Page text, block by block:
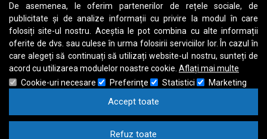
De asemenea, le oferim partenerilor de rețele sociale, de
publicitate și de analize informații cu privire la modul în care
folosiți site-ul nostru. Aceștia le pot combina cu alte informații
oferite de dvs. sau culese în urma folosirii serviciilor lor. În cazul în
care alegeți să continuați să utilizați website-ul nostru, sunteți de
acord cu utilizarea modulelor noastre cookie. Aflați mai multe
Cookie-uri necesare
Preferinţe Statistici Marketing
Accept toate
Refuz toate
Termeni și Condiții
Raport date personale
Cerere stergere cont
IJKLMNOPQRS